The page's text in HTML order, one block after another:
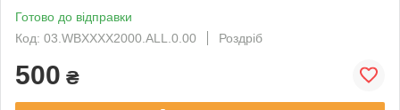
Готово до відправки
Код: 03.WBXXXX2000.ALL.0.00
Роздріб
500 ₴